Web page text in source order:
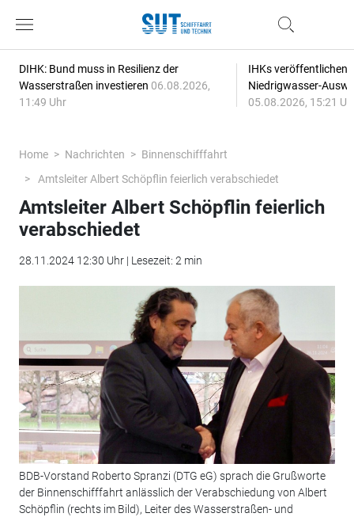
DIHK: Bund muss in Resilienz der
Wasserstraßen investieren 06.08.2026,
11:49 Uhr
IHKs veröffentlichen
Niedrigwasser-
05.08.2026, 15:21
Home Nachrichten
Binnenschifffahrt
Amtsleiter Albert Schöpflin feierlich verabschiedet
Amtsleiter Albert Schöpflin feierlich
verabschiedet
28.11.2024 12:30 Uhr | Lesezeit: 2 min
BDB-Vorstand Roberto Spranzi (DTG eG) sprach die Grußworte
der Binnenschifffahrt anlässlich der Verabschiedung von Albert
Schöpflin (rechts im Bild), Leiter des Wasserstraßen- und